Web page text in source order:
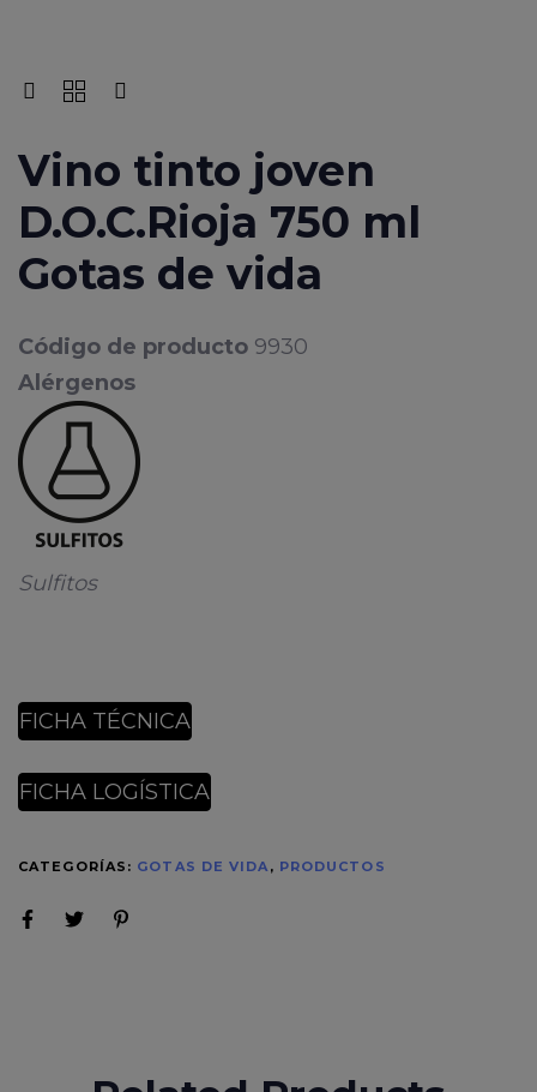
Vino tinto joven
D.O.C.Rioja 750 ml
Gotas de vida
Código de producto 9930
Alérgenos
Sulfitos
FICHA TÉCNICA
FICHA LOGÍSTICA
CATEGORÍAS: GOTAS DE VIDA, PRODUCTOS